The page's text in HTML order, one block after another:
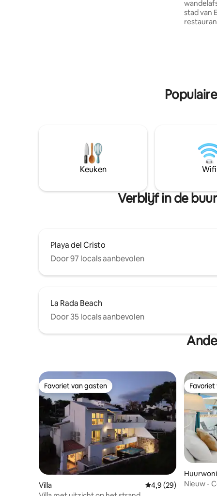
stad van
zeggen
Keuken Wifi
Verblijf in de
Playa del Cristo
Door 97 locals aanbevolen
La Rada Beach
Door 35 locals aanbevolen
Favoriet van gasten
Favoriet van gasten
Villa Gemiddelde
4,9 (29)
Nieuw -